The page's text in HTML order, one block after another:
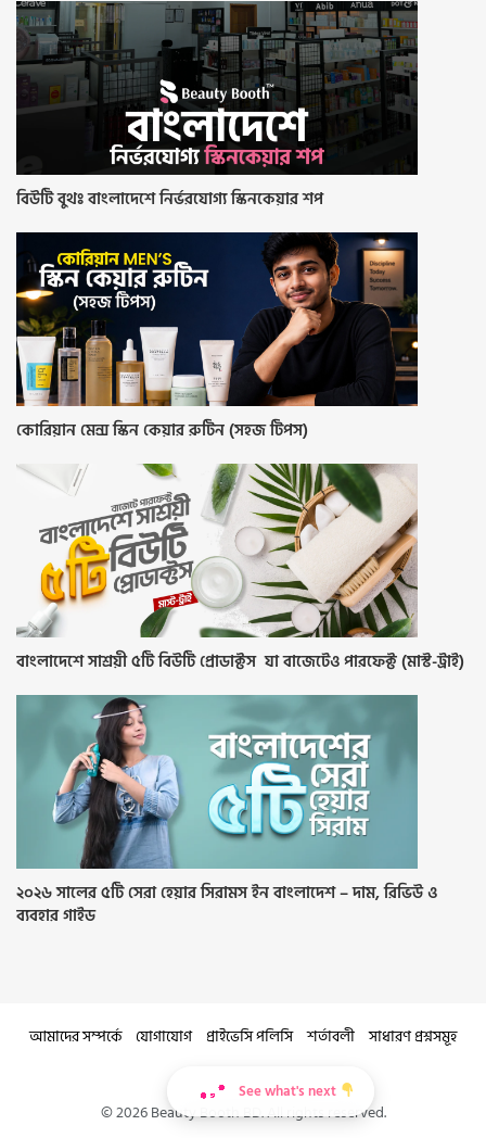
বিউটি বুথঃ বাংলাদেশে নির্ভরযোগ্য স্কিনকেয়ার শপ
কোরিয়ান মেন্স স্কিন কেয়ার রুটিন (সহজ টিপস)
বাংলাদেশে সাশ্রয়ী ৫টি বিউটি প্রোডাক্টস যা বাজেটেও পারফেক্ট (মাস্ট-ট্রাই)
২০২৬ সালের ৫টি সেরা হেয়ার সিরামস ইন বাংলাদেশ – দাম, রিভিউ ও
ব্যবহার গাইড
আমাদের সম্পর্কে যোগাযোগ প্রাইভেসি পলিসি শর্তাবলী সাধারণ প্রশ্নসমূহ
© 2026 Beauty Booth BD. All rights reserved.
See what's next